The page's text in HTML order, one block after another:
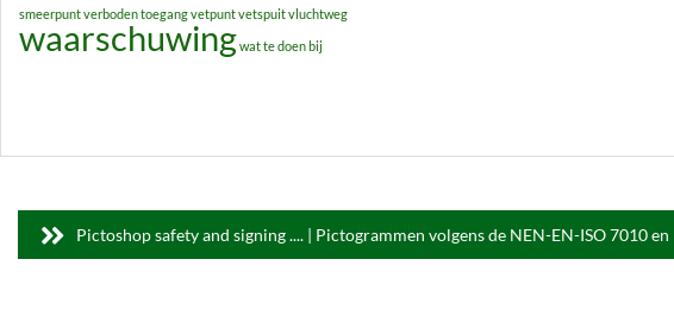
smeerpuntverboden toegangvetpuntvetspuitvluchtweg
waarschuwingwat te doen bij
Pictoshop safety and signing .... | Pictogrammen volgens de NEN-EN-ISO 7010 en